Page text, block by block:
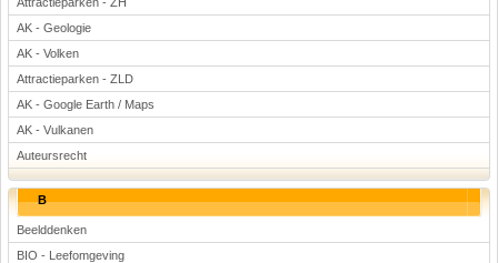
AK - Geologie
AK - Volken
Attractieparken - ZLD
AK - Google Earth / Maps
AK - Vulkanen
Auteursrecht
B
Beelddenken
BIO - Leefomgeving